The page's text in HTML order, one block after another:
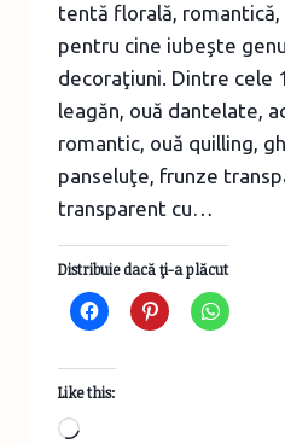
tentă florală, romantică,
pentru cine iubeşte
decoraţiuni. Dintre cele
leagăn, ouă dantelate,
romantic, ouă quilling,
panseluţe, frunze
transparent cu…
Distribuie dacă ţi-a plăcut
Like this:
Loading…